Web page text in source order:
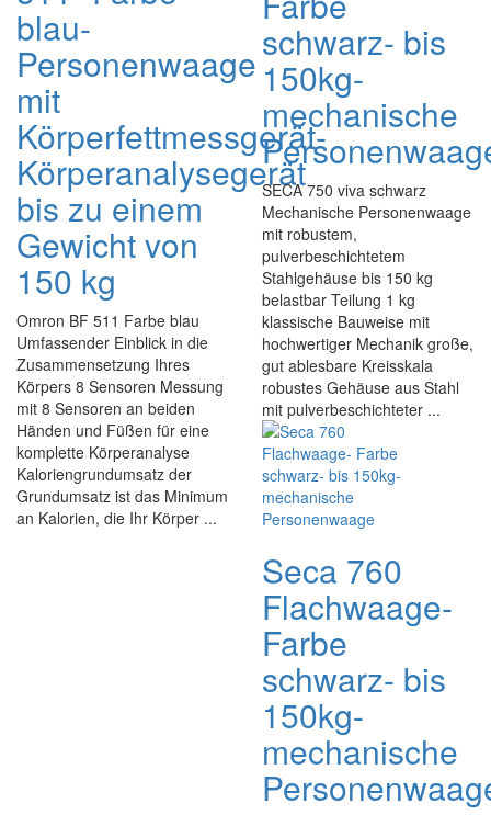
blau-
Personenwaage
mit
Körperfettmessgerät-
Körperanalysegerät
bis zu einem
Gewicht von
150 kg
Omron BF 511 Farbe blau
Umfassender Einblick in die
Zusammensetzung Ihres
Körpers 8 Sensoren Messung
mit 8 Sensoren an beiden
Händen und Füßen für eine
komplette Körperanalyse
Kaloriengrundumsatz der
Grundumsatz ist das Minimum
an Kalorien, die Ihr Körper ...
schwarz- bis
150kg-
mechanische
SECA 750 viva schwarz
Mechanische Personenwaage
mit robustem,
pulverbeschichtetem
Stahlgehäuse bis 150 kg
belastbar Teilung 1 kg
klassische Bauweise mit
hochwertiger Mechanik große,
gut ablesbare Kreisskala
robustes Gehäuse aus Stahl
mit pulverbeschichteter ...
Seca 760
Flachwaage-
Farbe
schwarz- bis
150kg-
mechanische